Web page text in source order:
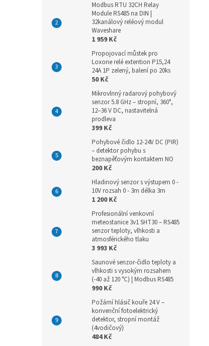
Modbus RTU 32CH Relay
Module RS485 na DIN |
32kanálový reléový modul
Waveshare
1 959 Kč
Propojovací můstek pro
Loxone relé extention P15,24
24A 1P zelený, balení po 20ks
50 Kč
Mikrovlnný radarový pohybový
senzor 5.8 GHz – stropní, 360°,
12–36 V DC, nastavitelná
prodleva
399 Kč
Pohybové čidlo 12-24V DC (PIR)
– detektor pohybu s
beznapěťovým kontaktem NO
200 Kč
Hladinový senzor s výstupem 0 -
10V rozsah 0 - 3m délka 3m
1 200 Kč
Profesionální venkovní
meteostanice 3v1 SHT30 – RS485
senzor teploty, vlhkosti a
atmosférického tlaku
3 993 Kč
Saunové senzor-čidlo teploty a
vlhkosti s vysokým rozsahem
(-40 až 120 °C) | Modbus RS485
990 Kč
Požární hlásič kouře 24 V –
konvenční fotoelektrický
detektor, stropní montáž
(4vodičový)
484 Kč